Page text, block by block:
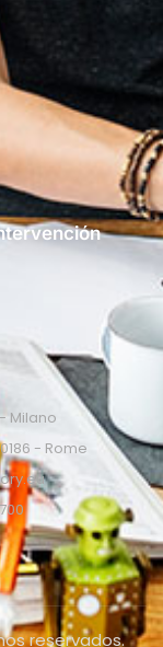
Milano
- Rome
reservados.